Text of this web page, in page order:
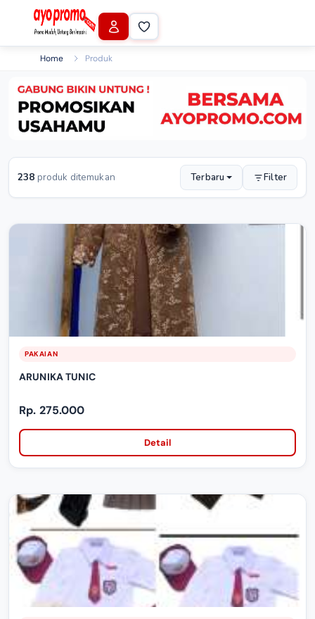
Home Produk
238 produk ditemukan Terbaru Filter
PAKAIAN
ARUNIKA TUNIC
Rp. 275.000
Detail